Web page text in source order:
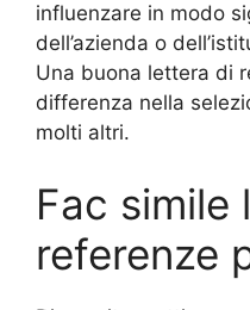
influenzare in modo
dell’azienda o
Una buona lettera di
differenza nella
molti altri.
Fac simile
referenze